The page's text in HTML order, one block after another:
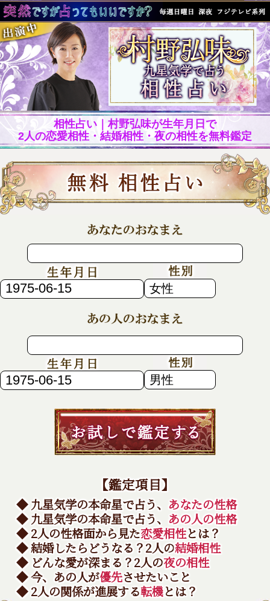
相性占い｜村野弘味が生年月日で
2人の恋愛相性・結婚相性・夜の相性を無料鑑定
【鑑定項目】
◆ 九星気学の本命星で占う、 あなたの性格
◆ 九星気学の本命星で占う、 あの人の性格
◆ 2人の性格面から見た恋愛相性とは？
◆ 結婚したらどうなる？2人の結婚相性
◆ どんな愛が深まる？2人の夜の相性
◆ 今、あの人が優先させたいこと
◆ 2人の関係が進展する転機とは？